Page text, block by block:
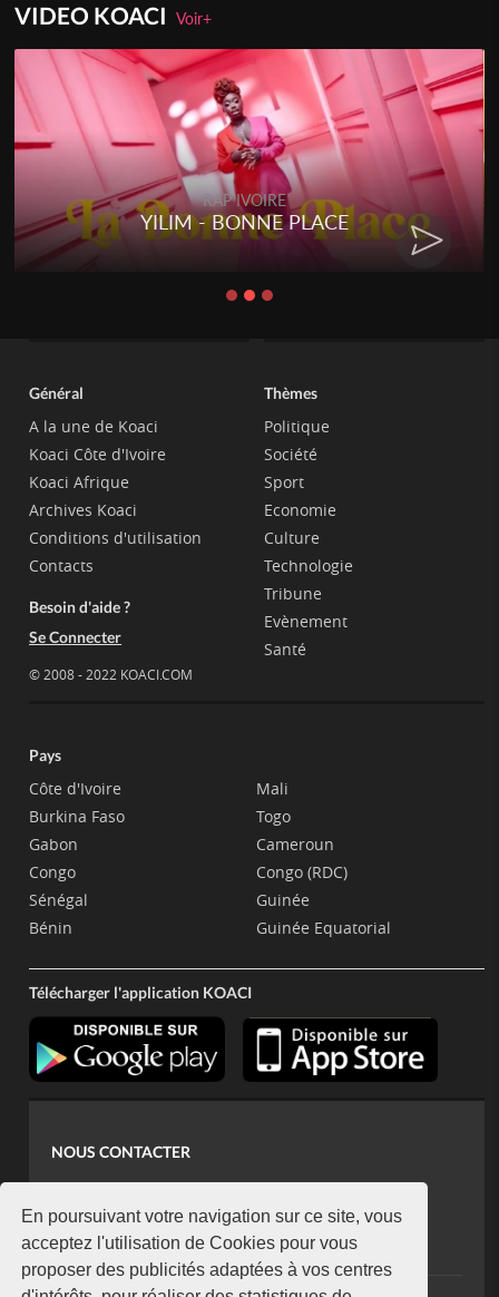
En poursuivant votre navigation sur ce site, vous
acceptez l'utilisation de Cookies pour vous
proposer des publicités adaptées à vos centres
VIDEO KOACIVoir+
RAP IVOIRE
YILIM - BONNE PLACE
Général
A la une de Koaci
Koaci Côte d'Ivoire
Koaci Afrique
Archives Koaci
Conditions d'utilisation
Contacts
Besoin d'aide ?
Se Connecter
© 2008 - 2022 KOACI.COM
Thèmes
Politique
Société
Sport
Economie
Culture
Technologie
Tribune
Evènement
Santé
Pays
Côte d'Ivoire
Burkina Faso
Gabon
Congo
Sénégal
Bénin
Mali
Togo
Cameroun
Congo (RDC)
Guinée
Guinée Equatorial
Télécharger l'application KOACI
NOUS CONTACTER
koaci@yahoo.fr
+225 07 08 85 52 93